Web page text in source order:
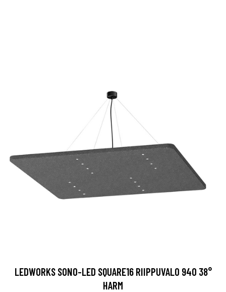
LEDWORKS SONO-LED SQUARE16 RIIPPUVALO 940 38°
HARM